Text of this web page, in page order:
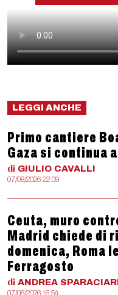
LEGGI ANCHE
Primo cantiere
Gaza si continua
di GIULIO CAVALLI
07/08/2026 22:09
Ceuta, muro
Madrid chiede di
domenica, Roma
Ferragosto
di ANDREA
07/08/2026 16:54